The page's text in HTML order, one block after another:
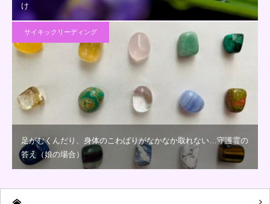
け
サイキックリーディング
足がむくんだり、身体のこわばりがなかなか取れない…守護霊の
答え（娘の場合）